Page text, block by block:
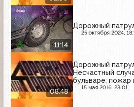
11:14
Дорожный
25 октября 2024,
08:48
Дорожный
Несчастный
бульваре; пожар
Пресненский
15 мая 2016, 23:01